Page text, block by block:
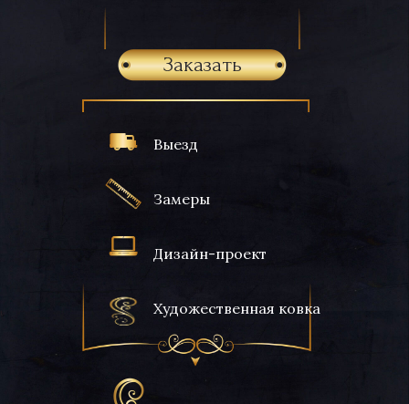
Выезд
Замеры
Дизайн-проект
Художественная ковка
Заказать